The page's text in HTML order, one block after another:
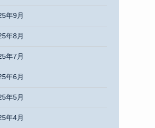
年9月
年8月
年7月
年6月
年5月
年4月